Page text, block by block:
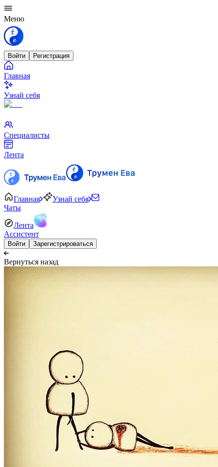
Меню
Войти Регистрация
Главная
Узнай себя
Специалисты
Лента
Главная
Узнай себя
Чаты
Лента
Ассистент
Войти Зарегистрироваться
Вернуться назад